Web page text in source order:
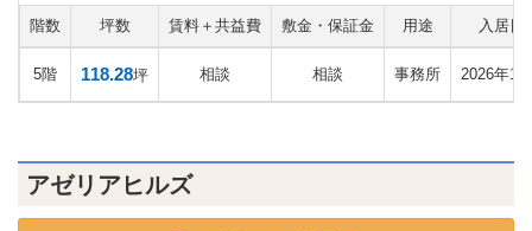
階数 坪数 賃料＋共益費 敷金・保証金 用途 入居日
5階 118.28坪 相談 相談 事務所 2026年10
アゼリアヒルズ